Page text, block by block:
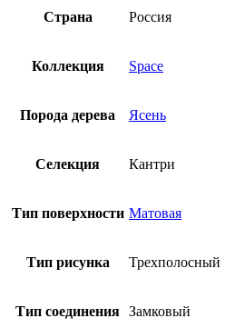
Страна Россия
Коллекция Space
Порода дерева Ясень
Селекция Кантри
Тип поверхности Матовая
Тип рисунка Трехполосный
Тип соединения Замковый